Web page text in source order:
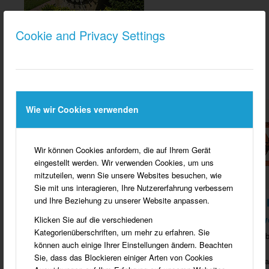
Cookie and Privacy Settings
Wie wir Cookies verwenden
Wir können Cookies anfordern, die auf Ihrem Gerät
eingestellt werden. Wir verwenden Cookies, um uns
mitzuteilen, wenn Sie unsere Websites besuchen, wie
Sie mit uns interagieren, Ihre Nutzererfahrung verbessern
und Ihre Beziehung zu unserer Website anpassen.
Klicken Sie auf die verschiedenen
Kategorienüberschriften, um mehr zu erfahren. Sie
können auch einige Ihrer Einstellungen ändern. Beachten
Sie, dass das Blockieren einiger Arten von Cookies
DER JÜDISCHE FRIEDHOF / VERFOLGTE
„Tausend Jahre werden vergehen und diese Schuld
Zitat vom ehemaligen NS – Reichsminister Dr. Hans Frank beim
im September 1989.
Die Grabsteine des jüdischen Friedhofs wurden in der Zeit des